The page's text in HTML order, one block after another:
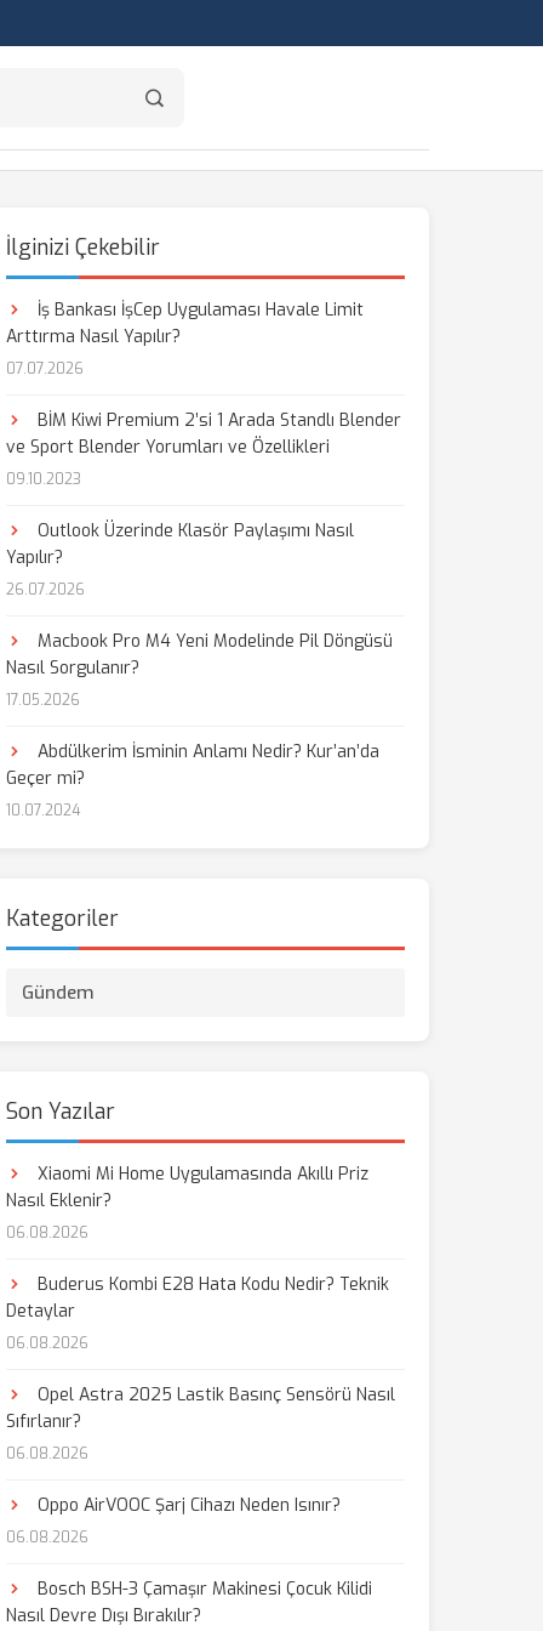
İlginizi Çekebilir
İş Bankası İşCep Uygulaması Havale Limit
Arttırma Nasıl Yapılır?
07.07.2026
BİM Kiwi Premium 2’si 1 Arada Standlı Blender
ve Sport Blender Yorumları ve Özellikleri
09.10.2023
Outlook Üzerinde Klasör Paylaşımı Nasıl
Yapılır?
26.07.2026
Macbook Pro M4 Yeni Modelinde Pil Döngüsü
Nasıl Sorgulanır?
17.05.2026
Abdülkerim İsminin Anlamı Nedir? Kur’an’da
Geçer mi?
10.07.2024
Kategoriler
Gündem
Son Yazılar
Xiaomi Mi Home Uygulamasında Akıllı Priz
Nasıl Eklenir?
06.08.2026
Buderus Kombi E28 Hata Kodu Nedir? Teknik
Detaylar
06.08.2026
Opel Astra 2025 Lastik Basınç Sensörü Nasıl
Sıfırlanır?
06.08.2026
Oppo AirVOOC Şarj Cihazı Neden Isınır?
06.08.2026
Bosch BSH-3 Çamaşır Makinesi Çocuk Kilidi
Nasıl Devre Dışı Bırakılır?